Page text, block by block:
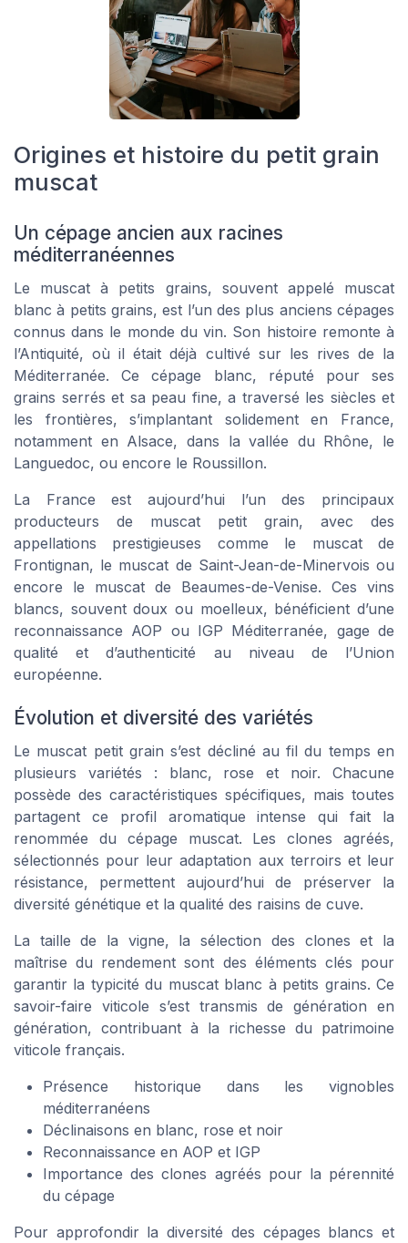
Origines et histoire du petit grain
muscat
Un cépage ancien aux racines
méditerranéennes
Le muscat à petits grains, souvent appelé muscat
blanc à petits grains, est l’un des plus anciens cépages
connus dans le monde du vin. Son histoire remonte à
l’Antiquité, où il était déjà cultivé sur les rives de la
Méditerranée. Ce cépage blanc, réputé pour ses
grains serrés et sa peau fine, a traversé les siècles et
les frontières, s’implantant solidement en France,
notamment en Alsace, dans la vallée du Rhône, le
Languedoc, ou encore le Roussillon.
La France est aujourd’hui l’un des principaux
producteurs de muscat petit grain, avec des
appellations prestigieuses comme le muscat de
Frontignan, le muscat de Saint-Jean-de-Minervois ou
encore le muscat de Beaumes-de-Venise. Ces vins
blancs, souvent doux ou moelleux, bénéficient d’une
reconnaissance AOP ou IGP Méditerranée, gage de
qualité et d’authenticité au niveau de l’Union
européenne.
Évolution et diversité des variétés
Le muscat petit grain s’est décliné au fil du temps en
plusieurs variétés : blanc, rose et noir. Chacune
possède des caractéristiques spécifiques, mais toutes
partagent ce profil aromatique intense qui fait la
renommée du cépage muscat. Les clones agréés,
sélectionnés pour leur adaptation aux terroirs et leur
résistance, permettent aujourd’hui de préserver la
diversité génétique et la qualité des raisins de cuve.
La taille de la vigne, la sélection des clones et la
maîtrise du rendement sont des éléments clés pour
garantir la typicité du muscat blanc à petits grains. Ce
savoir-faire viticole s’est transmis de génération en
génération, contribuant à la richesse du patrimoine
viticole français.
Présence historique dans les vignobles
méditerranéens
Déclinaisons en blanc, rose et noir
Reconnaissance en AOP et IGP
Importance des clones agréés pour la pérennité
du cépage
Pour approfondir la diversité des cépages blancs et